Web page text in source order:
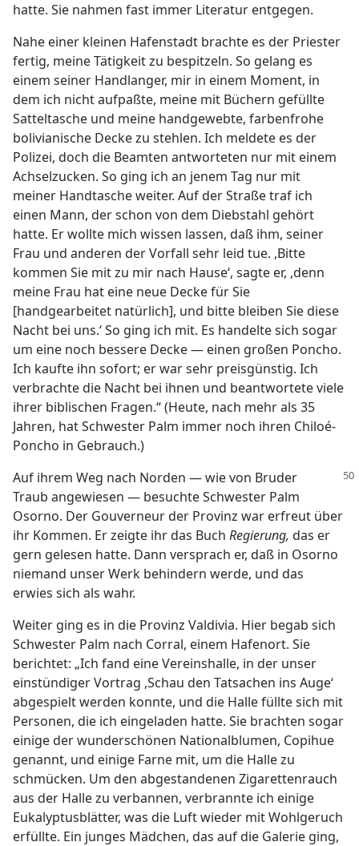
hatte. Sie nahmen fast immer Literatur entgegen.
Nahe einer kleinen Hafenstadt brachte es der Priester
fertig, meine Tätigkeit zu bespitzeln. So gelang es
einem seiner Handlanger, mir in einem Moment, in
dem ich nicht aufpaßte, meine mit Büchern gefüllte
Satteltasche und meine handgewebte, farbenfrohe
bolivianische Decke zu stehlen. Ich meldete es der
Polizei, doch die Beamten antworteten nur mit einem
Achselzucken. So ging ich an jenem Tag nur mit
meiner Handtasche weiter. Auf der Straße traf ich
einen Mann, der schon von dem Diebstahl gehört
hatte. Er wollte mich wissen lassen, daß ihm, seiner
Frau und anderen der Vorfall sehr leid tue. ,Bitte
kommen Sie mit zu mir nach Hause‘, sagte er, ,denn
meine Frau hat eine neue Decke für Sie
[handgearbeitet natürlich], und bitte bleiben Sie diese
Nacht bei uns.‘ So ging ich mit. Es handelte sich sogar
um eine noch bessere Decke — einen großen Poncho.
Ich kaufte ihn sofort; er war sehr preisgünstig. Ich
verbrachte die Nacht bei ihnen und beantwortete viele
ihrer biblischen Fragen.“ (Heute, nach mehr als 35
Jahren, hat Schwester Palm immer noch ihren Chiloé-
Poncho in Gebrauch.)
Auf ihrem Weg nach Norden — wie von Bruder
Traub angewiesen — besuchte Schwester Palm
Osorno. Der Gouverneur der Provinz war erfreut über
ihr Kommen. Er zeigte ihr das Buch Regierung, das er
gern gelesen hatte. Dann versprach er, daß in Osorno
niemand unser Werk behindern werde, und das
erwies sich als wahr.
Weiter ging es in die Provinz Valdivia. Hier begab sich
Schwester Palm nach Corral, einem Hafenort. Sie
berichtet: „Ich fand eine Vereinshalle, in der unser
einstündiger Vortrag ,Schau den Tatsachen ins Auge‘
abgespielt werden konnte, und die Halle füllte sich mit
Personen, die ich eingeladen hatte. Sie brachten sogar
einige der wunderschönen Nationalblumen, Copihue
genannt, und einige Farne mit, um die Halle zu
schmücken. Um den abgestandenen Zigarettenrauch
aus der Halle zu verbannen, verbrannte ich einige
Eukalyptusblätter, was die Luft wieder mit Wohlgeruch
erfüllte. Ein junges Mädchen, das auf die Galerie ging,